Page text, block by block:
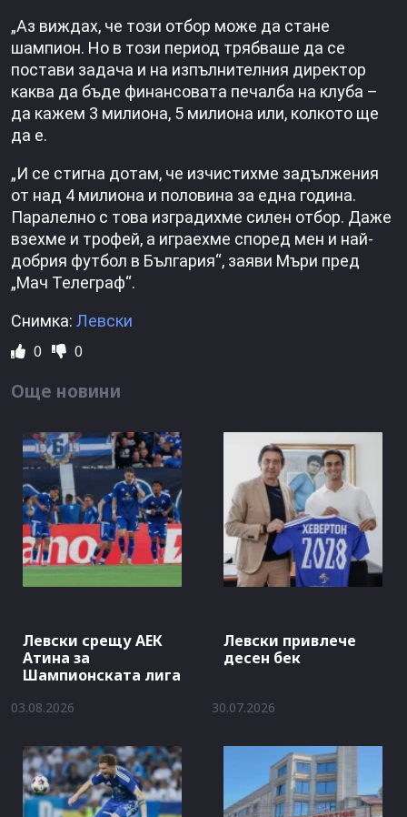
„Аз виждах, че този отбор може да стане
шампион. Но в този период трябваше да се
постави задача и на изпълнителния директор
каква да бъде финансовата печалба на клуба –
да кажем 3 милиона, 5 милиона или, колкото ще
да е.
„И се стигна дотам, че изчистихме задължения
от над 4 милиона и половина за една година.
Паралелно с това изградихме силен отбор. Даже
взехме и трофей, а играехме според мен и най-
добрия футбол в България“, заяви Мъри пред
„Мач Телеграф“.
Снимка: Левски
0 0
Още новини
Левски срещу АЕК
Атина за
Шампионската лига
03.08.2026
Левски привлече
десен бек
30.07.2026